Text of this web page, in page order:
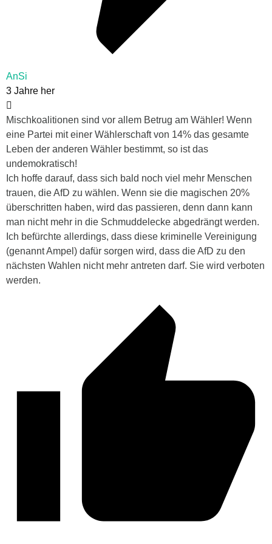
AnSi
3 Jahre her
Mischkoalitionen sind vor allem Betrug am Wähler! Wenn
eine Partei mit einer Wählerschaft von 14% das gesamte
Leben der anderen Wähler bestimmt, so ist das
undemokratisch!
Ich hoffe darauf, dass sich bald noch viel mehr Menschen
trauen, die AfD zu wählen. Wenn sie die magischen 20%
überschritten haben, wird das passieren, denn dann kann
man nicht mehr in die Schmuddelecke abgedrängt werden.
Ich befürchte allerdings, dass diese kriminelle Vereinigung
(genannt Ampel) dafür sorgen wird, dass die AfD zu den
nächsten Wahlen nicht mehr antreten darf. Sie wird verboten
werden.